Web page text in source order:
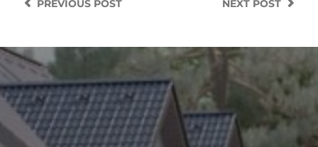
NEXT POST
PREVIOUSPOST